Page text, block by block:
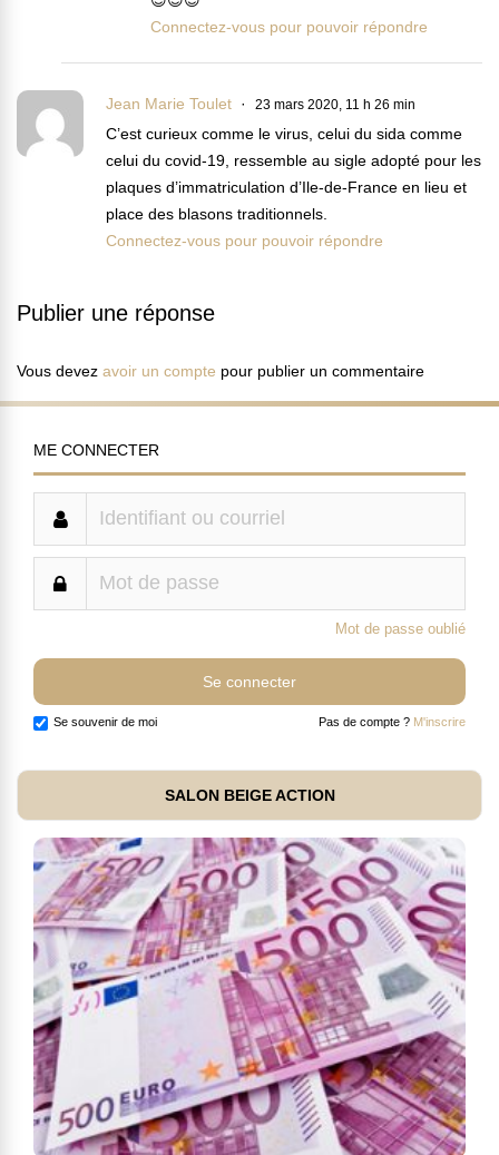
Connectez-vous pour pouvoir répondre
Jean Marie Toulet 23 mars 2020, 11 h 26 min
C’est curieux comme le virus, celui du sida comme
celui du covid-19, ressemble au sigle adopté pour les
plaques d’immatriculation d’Ile-de-France en lieu et
place des blasons traditionnels.
Connectez-vous pour pouvoir répondre
Publier une réponse
Vous devez avoir un compte pour publier un commentaire
ME CONNECTER
Mot de passe oublié
Se souvenir de moi Pas de compte ? M'inscrire
SALON BEIGE ACTION